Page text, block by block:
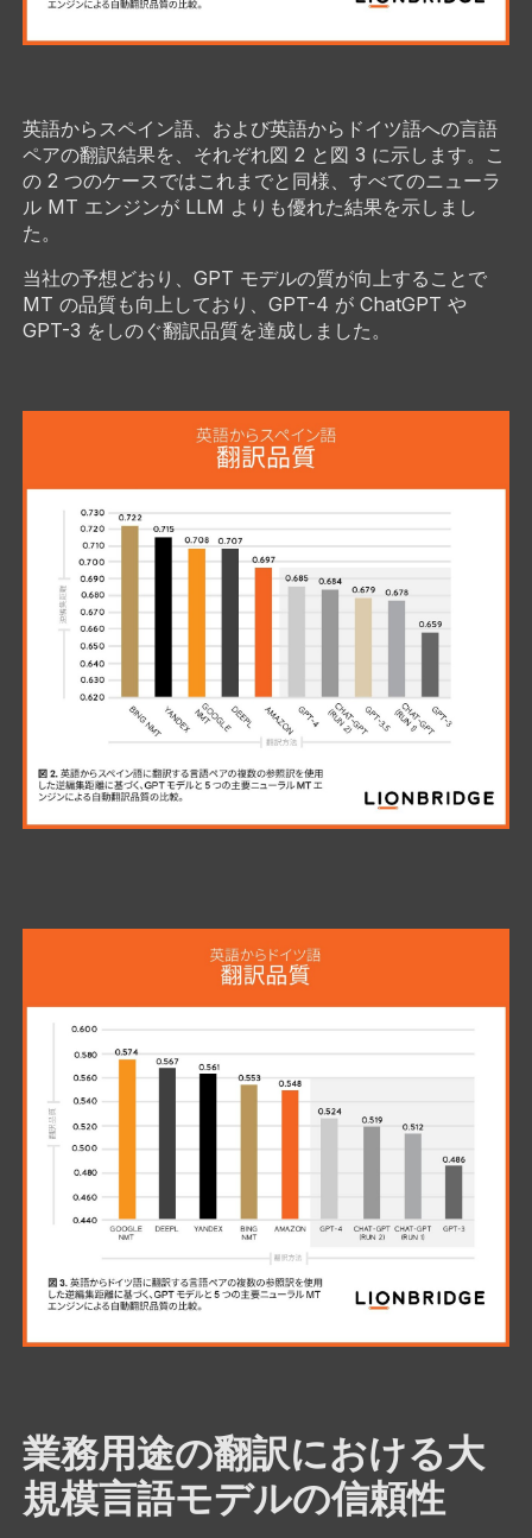
英語からスペイン語、および英語からドイツ語への言語
ペアの翻訳結果を、それぞれ図 2 と図 3 に示します。こ
の 2 つのケースではこれまでと同様、すべてのニューラ
ル MT エンジンが LLM よりも優れた結果を示しまし
た。
当社の予想どおり、GPT モデルの質が向上することで
MT の品質も向上しており、GPT-4 が ChatGPT や
GPT-3 をしのぐ翻訳品質を達成しました。
業務用途の翻訳における大
規模言語モデルの信頼性